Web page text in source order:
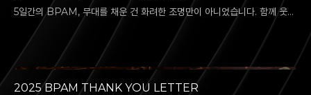
5일간의 BPAM, 무대를 채운 건 화려한 조명만이 아니었습니다. 함께 웃
고, 응원하고, 즐겨주신 관객 여러분의 에너지 덕분에 이 축제가 완성될…
2025 BPAM THANK YOU LETTER